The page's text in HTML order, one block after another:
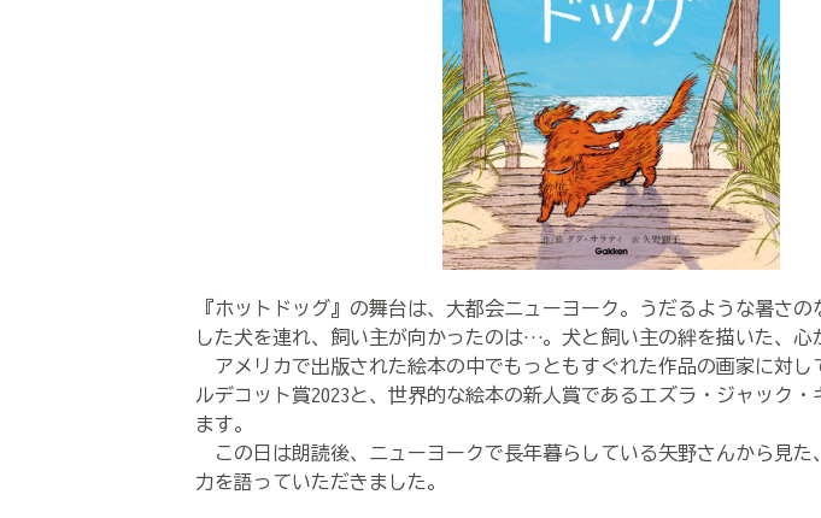
『ホットドッグ』の舞台は、大都会ニューヨーク。うだるような暑さ
した犬を連れ、飼い主が向かったのは…。犬と飼い主の絆を描いた、心
アメリカで出版された絵本の中でもっともすぐれた作品の画家に対し
ルデコット賞2023と、世界的な絵本の新人賞であるエズラ・ジャック・
ます。
この日は朗読後、ニューヨークで長年暮らしている矢野さんから見た
力を語っていただきました。